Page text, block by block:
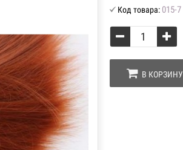
Код товара: 015-7
В КОРЗИНУ